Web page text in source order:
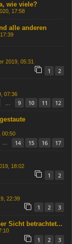
wie viele?
17:58
alle anderen
2019, 05:31
1 2
07:36
9 10 11 12
00:50
… 14 15 16 17
18:02
1 2
22:39
1 2 3
Sicht betrachtet...
1 2 3